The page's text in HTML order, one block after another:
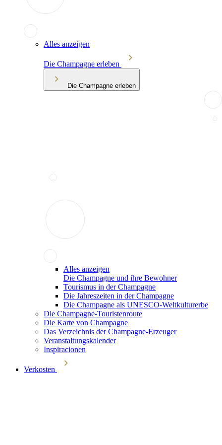
Alles anzeigen
Die Champagne erleben
Die Champagne erleben
Alles anzeigen
Die Champagne und ihre Bewohner
Tourismus in der Champagne
Die Jahreszeiten in der Champagne
Die Champagne als UNESCO-Weltkulturerbe
Die Champagne-Touristenroute
Die Karte von Champagne
Das Verzeichnis der Champagne-Erzeuger
Veranstaltungskalender
Inspiracionen
Verkosten